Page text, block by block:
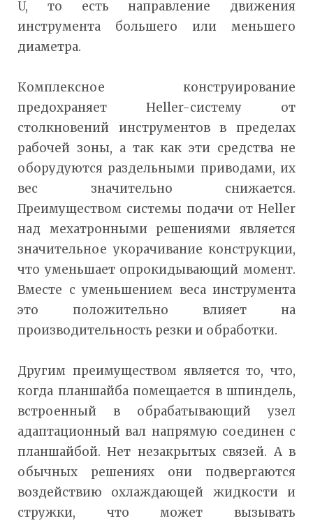
U, то есть направление движения
инструмента большего или меньшего
диаметра.
Комплексное конструирование
предохраняет Heller-систему от
столкновений инструментов в пределах
рабочей зоны, а так как эти средства не
оборудуются раздельными приводами, их
вес значительно снижается.
Преимуществом системы подачи от Heller
над мехатронными решениями является
значительное укорачивание конструкции,
что уменьшает опрокидывающий момент.
Вместе с уменьшением веса инструмента
это положительно влияет на
производительность резки и обработки.
Другим преимуществом является то, что,
когда планшайба помещается в шпиндель,
встроенный в обрабатывающий узел
адаптационный вал напрямую соединен с
планшайбой. Нет незакрытых связей. А в
обычных решениях они подвергаются
воздействию охлаждающей жидкости и
стружки, что может вызывать